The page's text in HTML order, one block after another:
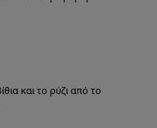
και το ρύζι από το